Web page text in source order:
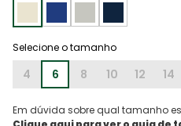
4 6 8 10 12 14
Em dúvida sobre qual tamanho